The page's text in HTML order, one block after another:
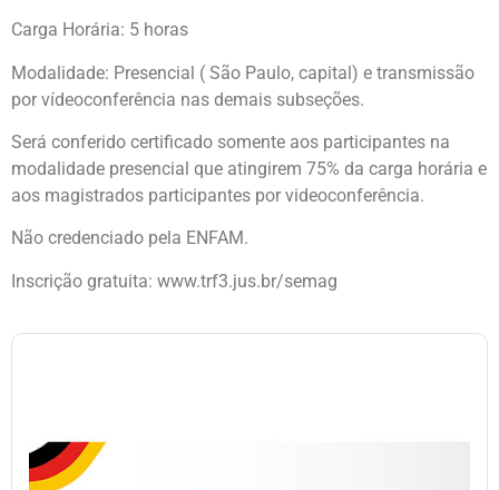
Carga Horária: 5 horas
Modalidade: Presencial ( São Paulo, capital) e transmissão
por vídeoconferência nas demais subseções.
Será conferido certificado somente aos participantes na
modalidade presencial que atingirem 75% da carga horária e
aos magistrados participantes por videoconferência.
Não credenciado pela ENFAM.
Inscrição gratuita: www.trf3.jus.br/semag